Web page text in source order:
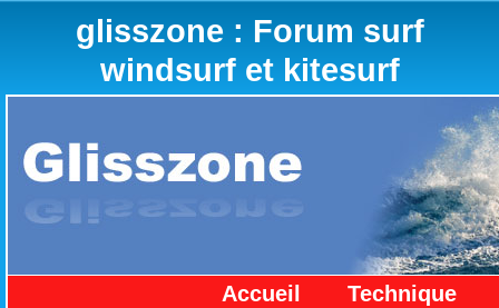
glisszone : Forum surf
windsurf et kitesurf
Accueil Technique